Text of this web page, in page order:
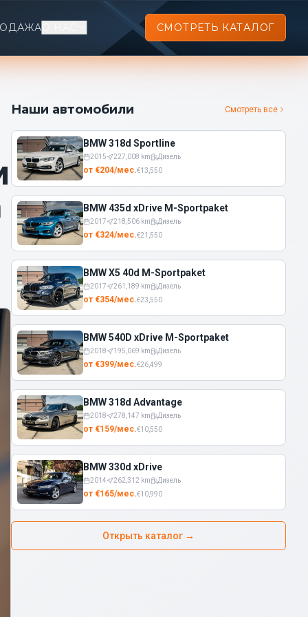
СМОТРЕТЬ КАТАЛОГ
Наши автомобили Смотреть все
BMW 318d Sportline
2015 227,008 km Дизель
от €204/мес.€13,550
BMW 435d xDrive M-Sportpaket
2017 218,506 km Дизель
от €324/мес.€21,550
BMW X5 40d M-Sportpaket
2017 261,189 km Дизель
от €354/мес.€23,550
BMW 540D xDrive M-Sportpaket
2018 195,069 km Дизель
от €399/мес.€26,499
BMW 318d Advantage
2018 278,147 km Дизель
от €159/мес.€10,550
BMW 330d xDrive
2014 262,312 km Дизель
от €165/мес.€10,990
Открыть каталог →